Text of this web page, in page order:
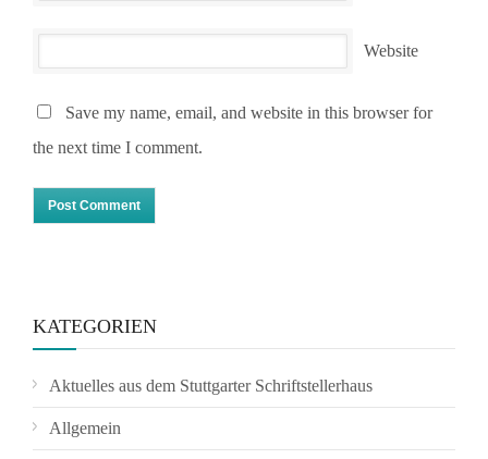
Website
Save my name, email, and website in this browser for
the next time I comment.
KATEGORIEN
Aktuelles aus dem Stuttgarter Schriftstellerhaus
Allgemein